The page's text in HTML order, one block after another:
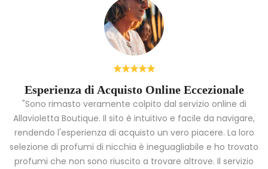
Esperienza di Acquisto Online Eccezionale
"Sono rimasto veramente colpito dal servizio online di
Allavioletta Boutique. Il sito è intuitivo e facile da navigare,
rendendo l'esperienza di acquisto un vero piacere. La loro
selezione di profumi di nicchia è ineguagliabile e ho trovato
profumi che non sono riuscito a trovare altrove. Il servizio